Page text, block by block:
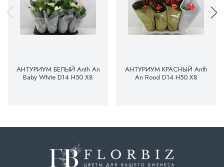
АНТУРИУМ БЕЛЫЙ Anth An
Baby White D14 H50 X8
АНТУРИУМ КРАСНЫЙ Anth
An Rood D14 H50 X8